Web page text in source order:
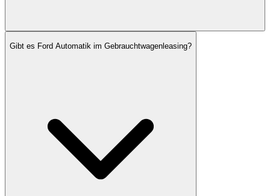
Gibt es Ford Automatik im Gebrauchtwagenleasing?